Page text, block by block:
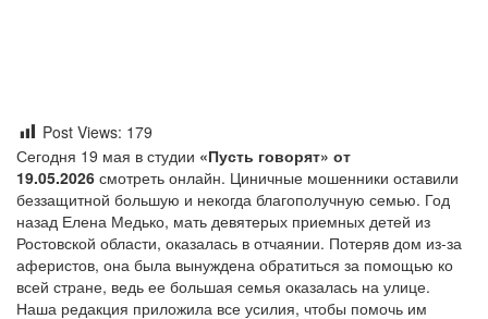
Post Views: 179
Сегодня 19 мая в студии «Пусть говорят» от
19.05.2026 смотреть онлайн. Циничные мошенники оставили
беззащитной большую и некогда благополучную семью. Год
назад Елена Медько, мать девятерых приемных детей из
Ростовской области, оказалась в отчаянии. Потеряв дом из-за
аферистов, она была вынуждена обратиться за помощью ко
всей стране, ведь ее большая семья оказалась на улице.
Наша редакция приложила все усилия, чтобы помочь им